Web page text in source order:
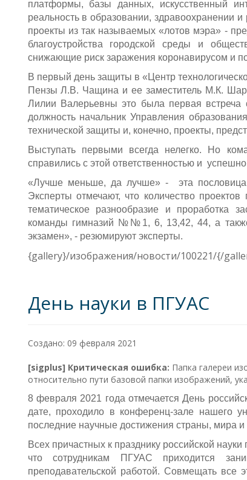
платформы, базы данных, искусственный
реальность в образовании, здравоохранении
проекты из так называемых «лотов мэра» -
благоустройства городской среды и
снижающие риск заражения коронавирусом и
В первый день защиты в «Центр
Пензы Л.В. Чащина и ее заместитель М.К.
Лилии Валерьевны это была первая встреча
должность начальник Управления
технической защиты и, конечно, проекты,
Выступать первыми всегда нелегко. Но
справились с этой ответственностью и
«Лучше меньше, да лучше» - эта пословица
Эксперты отмечают, что количество
тематическое разнообразие и проработка
команды гимназий №№1, 6, 13,42, 44, а
экзамен», - резюмируют эксперты.
{gallery}/изображения/новости/100221/{/
День науки в ПГУАС
Создано: 09 февраля 2021
[sigplus] Критическая ошибка: Папка галереи
относительно пути базовой папки изображений,
8 февраля 2021 года отмечается День
дате, проходило в конференц-зале нашего
последние научные достижения страны, мира и
Всех причастных к празднику российской
что сотрудникам ПГУАС приходится
преподавательской работой. Совмещать